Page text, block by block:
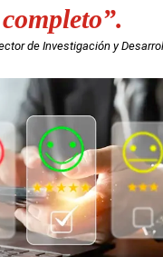
completo”.
de Investigación y